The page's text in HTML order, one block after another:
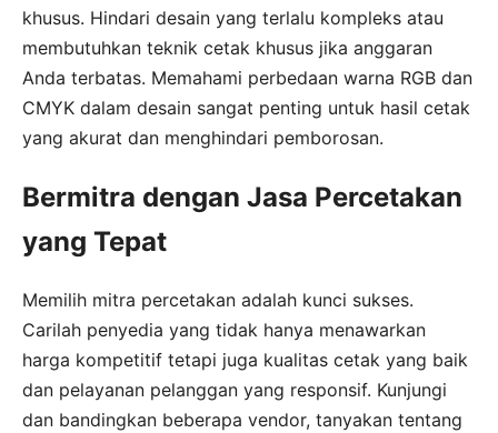
khusus. Hindari desain yang terlalu kompleks atau
membutuhkan teknik cetak khusus jika anggaran
Anda terbatas. Memahami perbedaan warna RGB dan
CMYK dalam desain sangat penting untuk hasil cetak
yang akurat dan menghindari pemborosan.
Bermitra dengan Jasa Percetakan
yang Tepat
Memilih mitra percetakan adalah kunci sukses.
Carilah penyedia yang tidak hanya menawarkan
harga kompetitif tetapi juga kualitas cetak yang baik
dan pelayanan pelanggan yang responsif. Kunjungi
dan bandingkan beberapa vendor, tanyakan tentang